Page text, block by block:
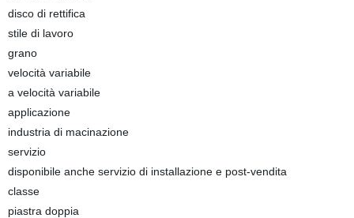
disco di rettifica
stile di lavoro
grano
velocità variabile
a velocità variabile
applicazione
industria di macinazione
servizio
disponibile anche servizio di installazione e post-vendita
classe
piastra doppia